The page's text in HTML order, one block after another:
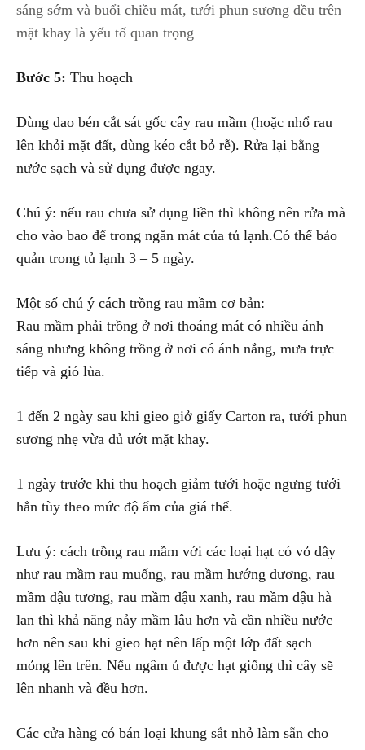
sáng sớm và buổi chiều mát, tưới phun sương đều trên
mặt khay là yếu tố quan trọng
Bước 5: Thu hoạch
Dùng dao bén cắt sát gốc cây rau mầm (hoặc nhổ rau
lên khỏi mặt đất, dùng kéo cắt bỏ rễ). Rửa lại bằng
nước sạch và sử dụng được ngay.
Chú ý: nếu rau chưa sử dụng liền thì không nên rửa mà
cho vào bao để trong ngăn mát của tủ lạnh.Có thể bảo
quản trong tủ lạnh 3 – 5 ngày.
Một số chú ý cách trồng rau mầm cơ bản:
Rau mầm phải trồng ở nơi thoáng mát có nhiều ánh
sáng nhưng không trồng ở nơi có ánh nắng, mưa trực
tiếp và gió lùa.
1 đến 2 ngày sau khi gieo giở giấy Carton ra, tưới phun
sương nhẹ vừa đủ ướt mặt khay.
1 ngày trước khi thu hoạch giảm tưới hoặc ngưng tưới
hẳn tùy theo mức độ ẩm của giá thể.
Lưu ý: cách trồng rau mầm với các loại hạt có vỏ dầy
như rau mầm rau muống, rau mầm hướng dương, rau
mầm đậu tương, rau mầm đậu xanh, rau mầm đậu hà
lan thì khả năng nảy mầm lâu hơn và cần nhiều nước
hơn nên sau khi gieo hạt nên lấp một lớp đất sạch
mỏng lên trên. Nếu ngâm ủ được hạt giống thì cây sẽ
lên nhanh và đều hơn.
Các cửa hàng có bán loại khung sắt nhỏ làm sẵn cho